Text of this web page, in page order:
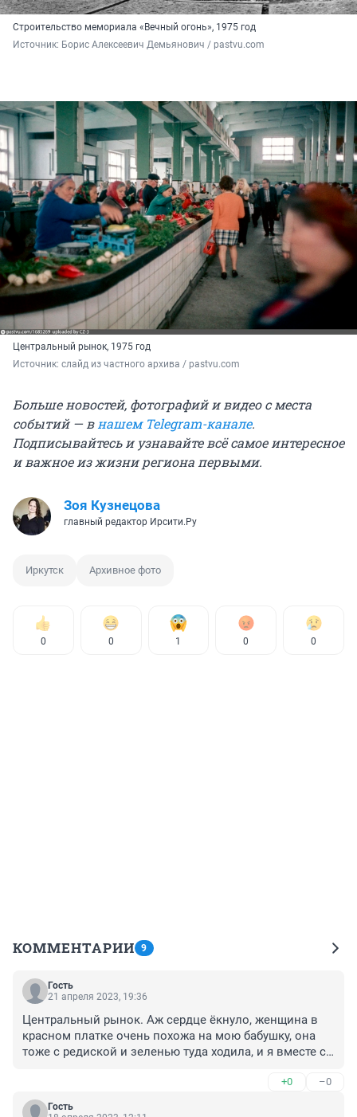
Строительство мемориала «Вечный огонь», 1975 год
Источник: Борис Алексеевич Демьянович / pastvu.com
Центральный рынок, 1975 год
Источник: слайд из частного архива / pastvu.com
Больше новостей, фотографий и видео с места
событий — в нашем Telegram-канале.
Подписывайтесь и узнавайте всё самое интересное
и важное из жизни региона первыми.
Зоя Кузнецова
главный редактор Ирсити.Ру
Иркутск Архивное фото
0 0 1 0 0
КОММЕНТАРИИ 9
Гость
21 апреля 2023, 19:36
Центральный рынок. Аж сердце ёкнуло, женщина в
красном платке очень похожа на мою бабушку, она
тоже с редиской и зеленью туда ходила, и я вместе с
+0 –0
Гость